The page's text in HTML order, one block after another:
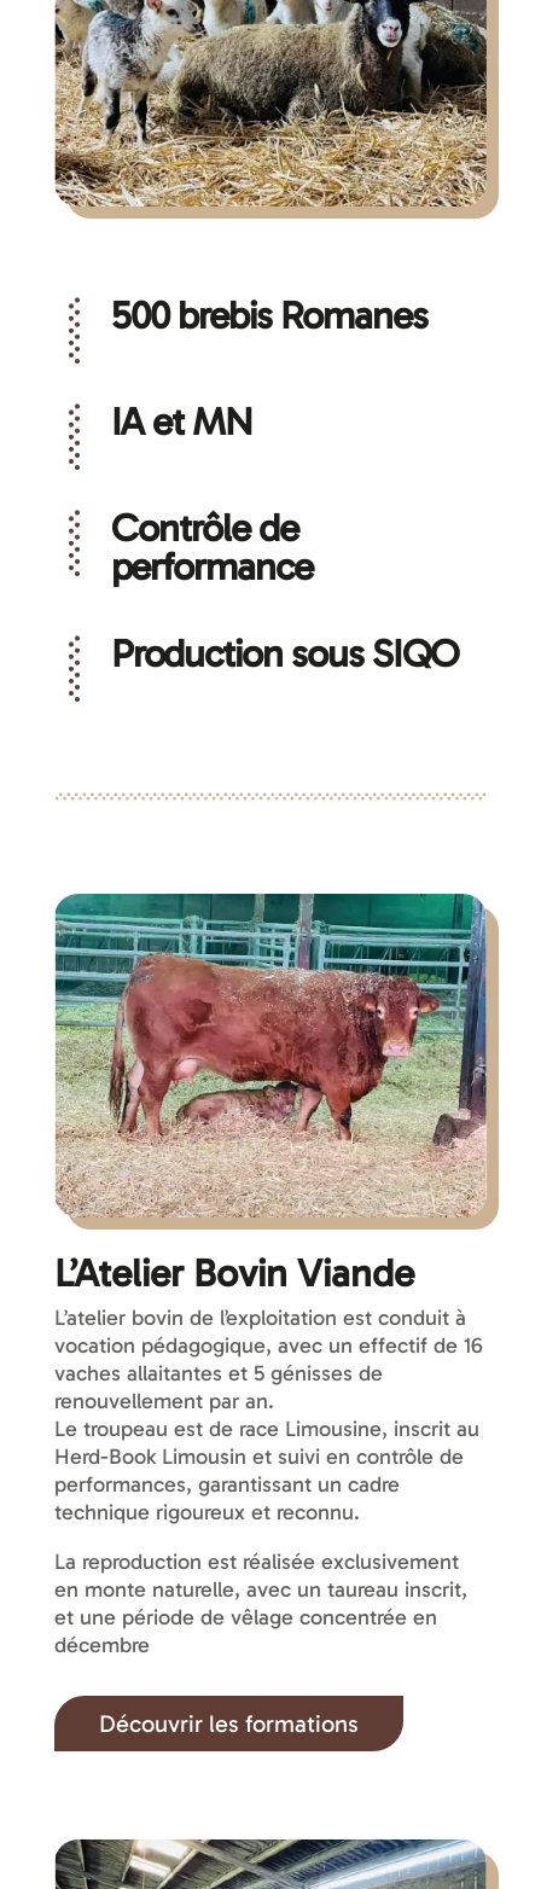
500 brebis Romanes
IA et MN
Contrôle de
performance
Production sous SIQO
L’Atelier Bovin Viande
L’atelier bovin de l’exploitation est conduit à
vocation pédagogique, avec un effectif de 16
vaches allaitantes et 5 génisses de
renouvellement par an.
Le troupeau est de race Limousine, inscrit au
Herd-Book Limousin et suivi en contrôle de
performances, garantissant un cadre
technique rigoureux et reconnu.
La reproduction est réalisée exclusivement
en monte naturelle, avec un taureau inscrit,
et une période de vêlage concentrée en
décembre
Découvrir les formations